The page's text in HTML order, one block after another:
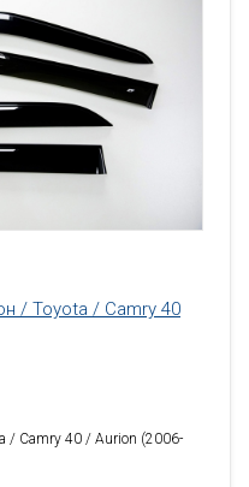
/ Toyota / Camry 40
/ Camry 40 / Aurion (2006-